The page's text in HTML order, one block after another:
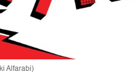
Alfarabi)